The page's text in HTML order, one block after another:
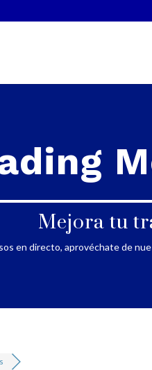
Mejora tu
en directo, aprovéchate de